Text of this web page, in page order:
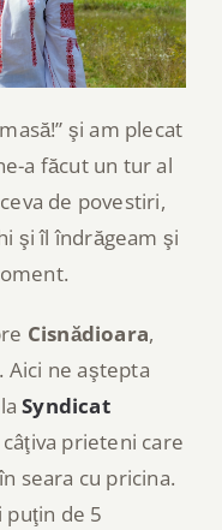
şi am plecat
a făcut un tur al
de povestiri,
şi îl îndrăgeam şi
Cisnădioara,
Aici ne aştepta
laSyndicat
prieteni care
seara cu pricina.
puţin de 5